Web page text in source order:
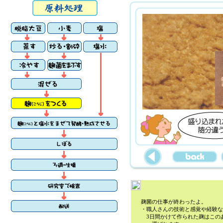
麹菌の仕事が終わったよ。
・ 職人さんの技術と感覚や経験
3日間かけて作られた麹はこ